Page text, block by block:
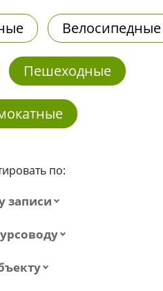
Велосипедные
Пешеходные
по:
записи